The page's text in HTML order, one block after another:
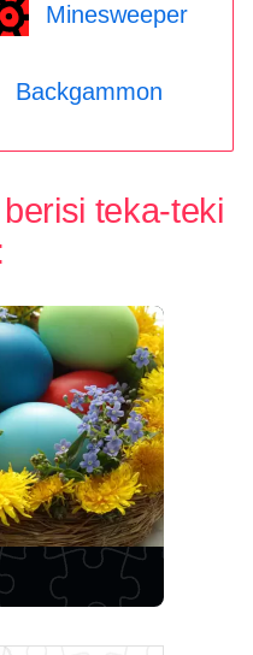
Minesweeper
Backgammon
teka-teki